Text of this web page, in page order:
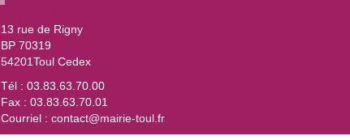
13 rue de Rigny
BP 70319
54201Toul Cedex
Tél : 03.83.63.70.00
Fax : 03.83.63.70.01
Courriel : contact@mairie-toul.fr